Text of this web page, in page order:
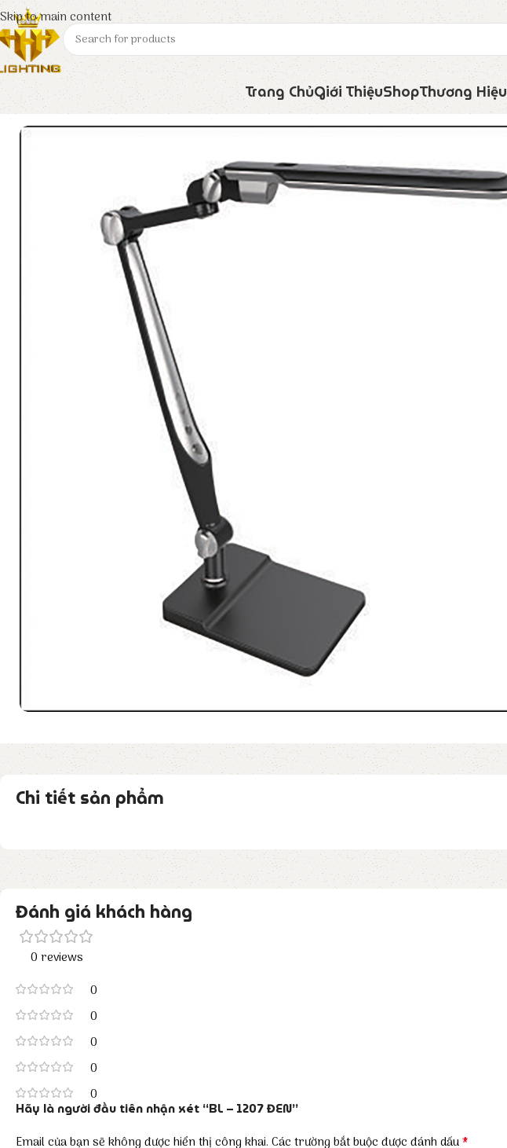
Skip to main content
Trang ChủGiới ThiệuShopThương Hiệu
Trang chủ Euroto Đèn Trang Trí BL – 1207 ĐEN
Chi tiết sản phẩm
Đánh giá khách hàng
0 reviews
0
0
0
0
0
Hãy là người đầu tiên nhận xét “BL – 1207 ĐEN”
Email của bạn sẽ không được hiển thị công khai. Các trường bắt buộc được đánh dấu*